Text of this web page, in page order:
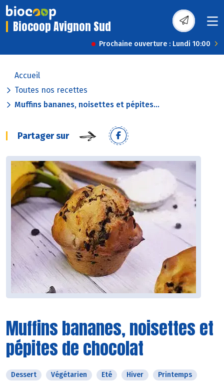
Biocoop Avignon Sud
Prochaine ouverture : Lundi 10:00
Accueil
Toutes nos recettes
Muffins bananes, noisettes et pépites...
Partager sur
Muffins bananes, noisettes et
pépites de chocolat
Dessert Végétarien Eté Hiver Printemps